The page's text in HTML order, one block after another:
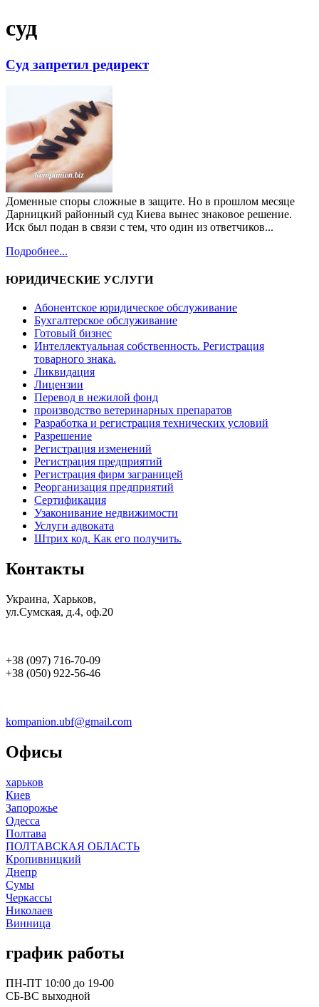
суд
Суд запретил редирект
Доменные споры сложные в защите. Но в прошлом месяце
Дарницкий районный суд Киева вынес знаковое решение.
Иск был подан в связи с тем, что один из ответчиков...
Подробнее...
ЮРИДИЧЕСКИЕ УСЛУГИ
Абонентское юридическое обслуживание
Бухгалтерское обслуживание
Готовый бизнес
Интеллектуальная собственность. Регистрация
товарного знака.
Ликвидация
Лицензии
Перевод в нежилой фонд
производство ветеринарных препаратов
Разработка и регистрация технических условий
Разрешение
Регистрация изменений
Регистрация предприятий
Регистрация фирм заграницей
Реорганизация предприятий
Сертификация
Узаконивание недвижимости
Услуги адвоката
Штрих код. Как его получить.
Контакты
Украина, Харьков,
ул.Сумская, д.4, оф.20
+38 (097) 716-70-09
+38 (050) 922-56-46
kompanion.ubf@gmail.com
Офисы
харьков
Киев
Запорожье
Одесса
Полтава
ПОЛТАВСКАЯ ОБЛАСТЬ
Кропивницкий
Днепр
Сумы
Черкассы
Николаев
Винница
график работы
ПН-ПТ 10:00 до 19-00
СБ-ВС выходной